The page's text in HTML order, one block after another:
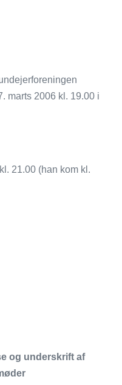
marts 2006 kl. 19.00 i
21.00 (han kom kl.
og underskrift af